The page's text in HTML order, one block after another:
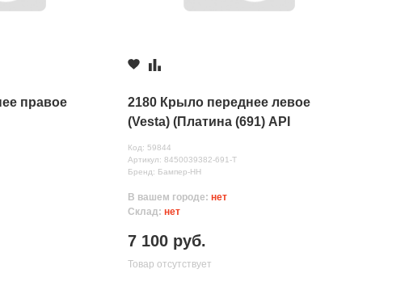
правое
2180 Крыло переднее левое
(Vesta) (Платина (691) API
Код: 59844
Артикул: 8450039382-691-Т
Бренд: Бампер-НН
В вашем городе: нет
Склад: нет
7 100 руб.
Товар отсутствует